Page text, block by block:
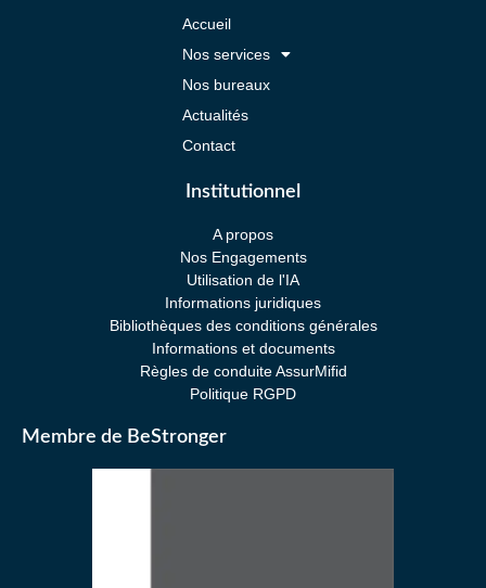
Accueil
Nos services
Nos bureaux
Actualités
Contact
Institutionnel
A propos
Nos Engagements
Utilisation de l'IA
Informations juridiques
Bibliothèques des conditions générales
Informations et documents
Règles de conduite AssurMifid
Politique RGPD
Membre de BeStronger